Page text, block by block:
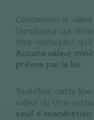
Concernant la
l’employeur qui
titre-restaurant
Aucune valeur
prévue par la loi.
Toutefois, cette
valeur du titre-
seuil